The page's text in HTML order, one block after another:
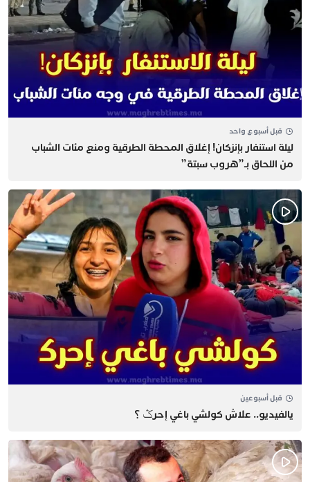
قبل أسبوع واحد
​ليلة استنفار بإنزكان! إغلاق المحطة الطرقية ومنع مئات الشباب
من اللحاق بـ”هروب سبتة”
قبل أسبوعين
يالفيديو.. علاش كولشي باغي إحرݣ ؟